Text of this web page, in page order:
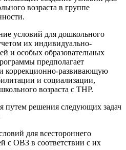
возраста в группе
условий для дошкольного
их индивидуально-
и особых образовательных
предполагает
коррекционно-развивающую
и социализации,
возраста с ТНР.
путем решения следующих задач
для всестороннего
с ОВЗ в соответствии с их